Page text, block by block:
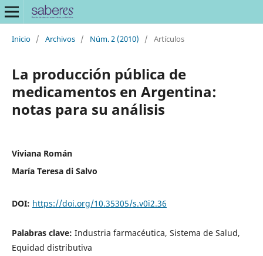
Inicio / Archivos / Núm. 2 (2010) / Artículos
La producción pública de
medicamentos en Argentina:
notas para su análisis
Viviana Román
María Teresa di Salvo
DOI: https://doi.org/10.35305/s.v0i2.36
Palabras clave: Industria farmacéutica, Sistema de Salud,
Equidad distributiva